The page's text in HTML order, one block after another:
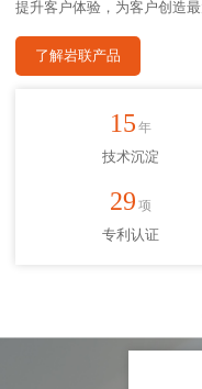
提升客户体验，为客户创造
了解岩联产品
15 年
技术沉淀
29 项
专利认证